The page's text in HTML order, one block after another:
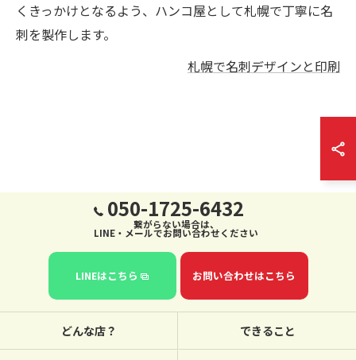
くきっかけとなるよう、ハンコ屋として札幌で丁寧に名
刺を製作します。
札幌で名刺デザインと印刷
050-1725-6432
繋がらない場合は、
LINE・メールでお問い合わせください
LINEはこちら お問い合わせはこちら
どんな店？ できること